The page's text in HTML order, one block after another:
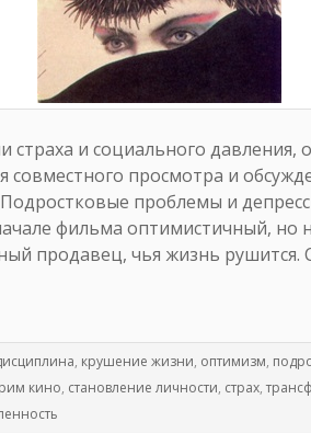
страха и социального давления,
совместного просмотра и
проблемы и
фильма оптимистичный, но
продавец, чья жизнь
, крушение жизни, оптимизм,
кино, становление личности, страх,